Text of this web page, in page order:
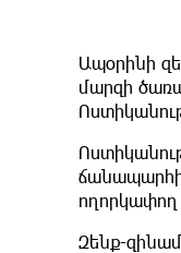
Ապօրինի
մարզի
ճանապարհի
Զենք-